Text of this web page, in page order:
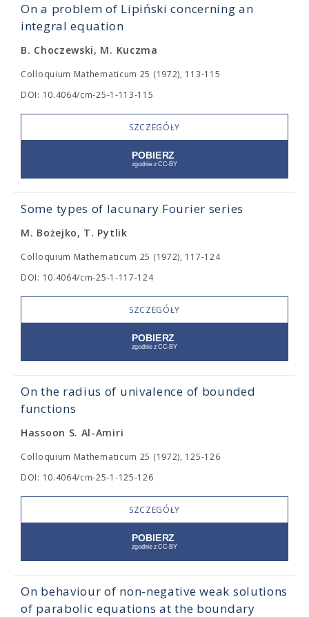
On a problem of Lipiński concerning an
integral equation
B. Choczewski, M. Kuczma
Colloquium Mathematicum 25 (1972), 113-115
DOI: 10.4064/cm-25-1-113-115
SZCZEGÓŁY
Some types of lacunary Fourier series
M. Bożejko, T. Pytlik
Colloquium Mathematicum 25 (1972), 117-124
DOI: 10.4064/cm-25-1-117-124
SZCZEGÓŁY
On the radius of univalence of bounded
functions
Hassoon S. Al-Amiri
Colloquium Mathematicum 25 (1972), 125-126
DOI: 10.4064/cm-25-1-125-126
SZCZEGÓŁY
On behaviour of non-negative weak solutions
of parabolic equations at the boundary